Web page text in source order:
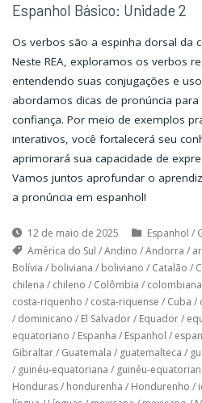
Espanhol Básico: Unidade 2
Os verbos são a espinha dorsal da
Neste REA, exploramos os verbos
entendendo suas conjugações e
abordamos dicas de pronúncia
confiança. Por meio de exemplos
interativos, você fortalecerá seu
aprimorará sua capacidade de
Vamos juntos aprofundar o
a pronúncia em espanhol!
12 de maio de 2025 Espanhol /
América do Sul /Andino /Andorra /
Bolívia / boliviana / boliviano / Catalão /
chilena / chileno / Colômbia / colombiana
costa-riquenho / costa-riquense / Cuba /
/ dominicano / El Salvador/ Equador/
equatoriano / Espanha / Espanhol /
Gibraltar/ Guatemala / guatemalteca /
/ guinéu-equatoriana / guinéu-
Honduras/ hondurenha / Hondurenho /